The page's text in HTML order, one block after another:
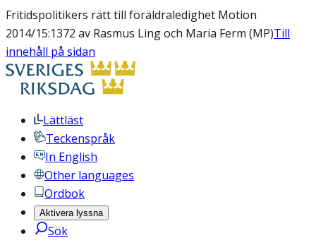
Fritidspolitikers rätt till föräldraledighet Motion
2014/15:1372 av Rasmus Ling och Maria Ferm (MP)Till
innehåll på sidan
Lättläst
Teckenspråk
In English
Other languages
Ordbok
Aktivera lyssna
Sök